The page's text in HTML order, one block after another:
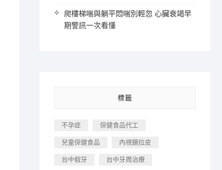
爬樓梯喘與躺平悶喘別輕忽 心臟衰竭早
期警訊一次看懂
標籤
不孕症 保健食品代工
兒童保健食品 內視鏡拉皮
台中假牙 台中牙周治療